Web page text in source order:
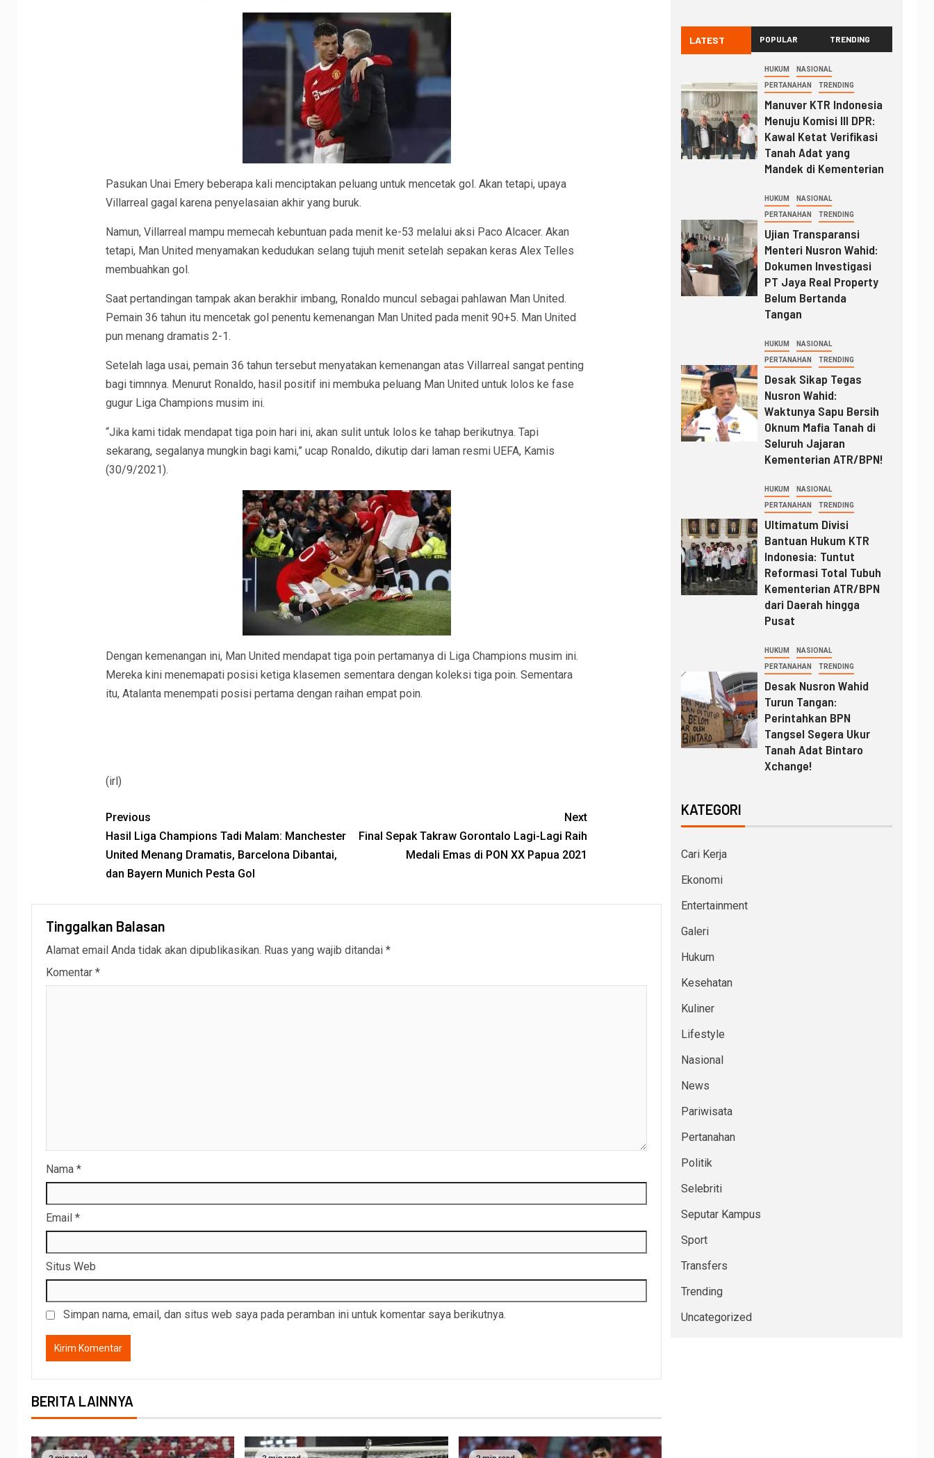
Pasukan Unai Emery beberapa kali menciptakan peluang untuk mencetak gol. Akan tetapi, upaya
Villarreal gagal karena penyelasaian akhir yang buruk.
Namun, Villarreal mampu memecah kebuntuan pada menit ke-53 melalui aksi Paco Alcacer. Akan
tetapi, Man United menyamakan kedudukan selang tujuh menit setelah sepakan keras Alex Telles
membuahkan gol.
Saat pertandingan tampak akan berakhir imbang, Ronaldo muncul sebagai pahlawan Man United.
Pemain 36 tahun itu mencetak gol penentu kemenangan Man United pada menit 90+5. Man United
pun menang dramatis 2-1.
Setelah laga usai, pemain 36 tahun tersebut menyatakan kemenangan atas Villarreal sangat penting
bagi timnnya. Menurut Ronaldo, hasil positif ini membuka peluang Man United untuk lolos ke fase
gugur Liga Champions musim ini.
“Jika kami tidak mendapat tiga poin hari ini, akan sulit untuk lolos ke tahap berikutnya. Tapi
sekarang, segalanya mungkin bagi kami,” ucap Ronaldo, dikutip dari laman resmi UEFA, Kamis
(30/9/2021).
Dengan kemenangan ini, Man United mendapat tiga poin pertamanya di Liga Champions musim ini.
Mereka kini menemapati posisi ketiga klasemen sementara dengan koleksi tiga poin. Sementara
itu, Atalanta menempati posisi pertama dengan raihan empat poin.
(irl)
Previous
Hasil Liga Champions Tadi Malam: Manchester
United Menang Dramatis, Barcelona Dibantai,
dan Bayern Munich Pesta Gol
Next
Final Sepak Takraw Gorontalo Lagi-Lagi Raih
Medali Emas di PON XX Papua 2021
Tinggalkan Balasan
Alamat email Anda tidak akan dipublikasikan. Ruas yang wajib ditandai *
Komentar *
Nama *
Email *
Situs Web
Simpan nama, email, dan situs web saya pada peramban ini untuk komentar saya berikutnya.
BERITA LAINNYA
LATEST POPULAR TRENDING
HUKUM NASIONAL
PERTANAHAN TRENDING
Manuver KTR Indonesia
Menuju Komisi III DPR:
Kawal Ketat Verifikasi
Tanah Adat yang
Mandek di Kementerian
HUKUM NASIONAL
PERTANAHAN TRENDING
Ujian Transparansi
Menteri Nusron Wahid:
Dokumen Investigasi
PT Jaya Real Property
Belum Bertanda
Tangan
HUKUM NASIONAL
PERTANAHAN TRENDING
Desak Sikap Tegas
Nusron Wahid:
Waktunya Sapu Bersih
Oknum Mafia Tanah di
Seluruh Jajaran
Kementerian ATR/BPN!
HUKUM NASIONAL
PERTANAHAN TRENDING
Ultimatum Divisi
Bantuan Hukum KTR
Indonesia: Tuntut
Reformasi Total Tubuh
Kementerian ATR/BPN
dari Daerah hingga
Pusat
HUKUM NASIONAL
PERTANAHAN TRENDING
Desak Nusron Wahid
Turun Tangan:
Perintahkan BPN
Tangsel Segera Ukur
Tanah Adat Bintaro
Xchange!
KATEGORI
Cari Kerja
Ekonomi
Entertainment
Galeri
Hukum
Kesehatan
Kuliner
Lifestyle
Nasional
News
Pariwisata
Pertanahan
Politik
Selebriti
Seputar Kampus
Sport
Transfers
Trending
Uncategorized